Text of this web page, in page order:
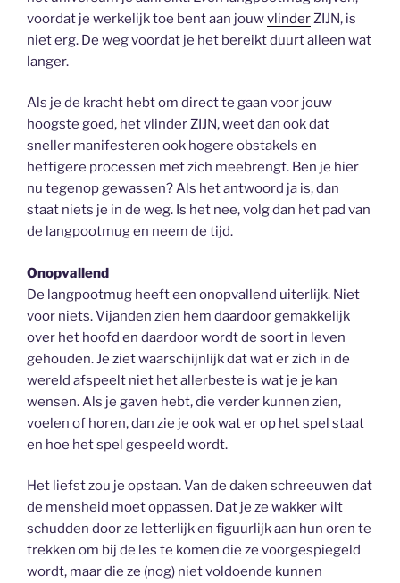
voordat je werkelijk toe bent aan jouwvlinderZIJN, is
niet erg. De weg voordat je het bereikt duurt alleen wat
langer.
Als je de kracht hebt om direct te gaan voor jouw
hoogste goed, het vlinder ZIJN, weet dan ook dat
sneller manifesteren ook hogere obstakels en
heftigere processen met zich meebrengt. Ben je hier
nu tegenop gewassen? Als het antwoord ja is, dan
staat niets je in de weg. Is het nee, volg dan het pad van
de langpootmug en neem de tijd.
Onopvallend
De langpootmug heeft een onopvallend uiterlijk. Niet
voor niets. Vijanden zien hem daardoor gemakkelijk
over het hoofd en daardoor wordt de soort in leven
gehouden. Je ziet waarschijnlijk dat wat er zich in de
wereld afspeelt niet het allerbeste is wat je je kan
wensen. Als je gaven hebt, die verder kunnen zien,
voelen of horen, dan zie je ook wat er op het spel staat
en hoe het spel gespeeld wordt.
Het liefst zou je opstaan. Van de daken schreeuwen dat
de mensheid moet oppassen. Dat je ze wakker wilt
schudden door ze letterlijk en figuurlijk aan hun oren te
trekken om bij de les te komen die ze voorgespiegeld
wordt, maar die ze (nog) niet voldoende kunnen